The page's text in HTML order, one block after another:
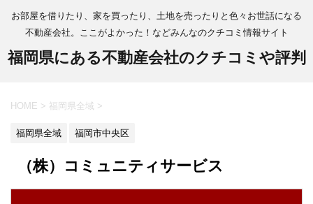
お部屋を借りたり、家を買ったり、土地を売ったりと色々お世話になる
不動産会社。ここがよかった！などみんなのクチコミ情報サイト
福岡県にある不動産会社のクチコミや評判
HOME > 福岡県全域 >
福岡県全域 福岡市中央区
（株）コミュニティサービス